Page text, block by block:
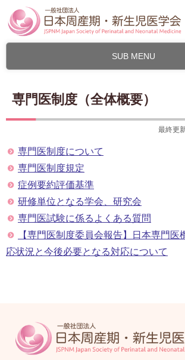
SUB MENU
専門医制度（全体概要）
最終更
専門医制度について
専門医制度規定
症例要約評価基準
研修単位となる学会、研究会
専門医試験に係るよくある質問
【専門医制度委員会報告】日本専門医
応状況と今後必要となる対応について